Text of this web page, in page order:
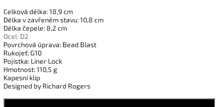
Celková délka: 18,9 cm
Délka v zavřeném stavu: 10,8 cm
Délka čepele: 8,2 cm
Ocel: D2
Povrchová úprava: Bead Blast
Rukojeť: G10
Pojistka: Liner Lock
Hmotnost: 110,5 g
Kapesní klip
Designed by Richard Rogers